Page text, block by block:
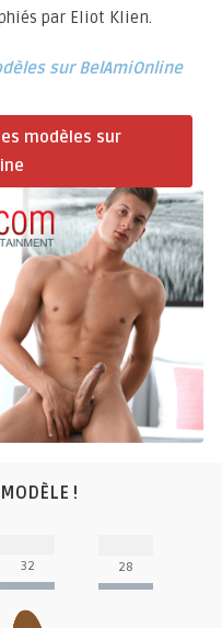
par Eliot Klien.
sur BelAmiOnline
modèles sur
!
32 28